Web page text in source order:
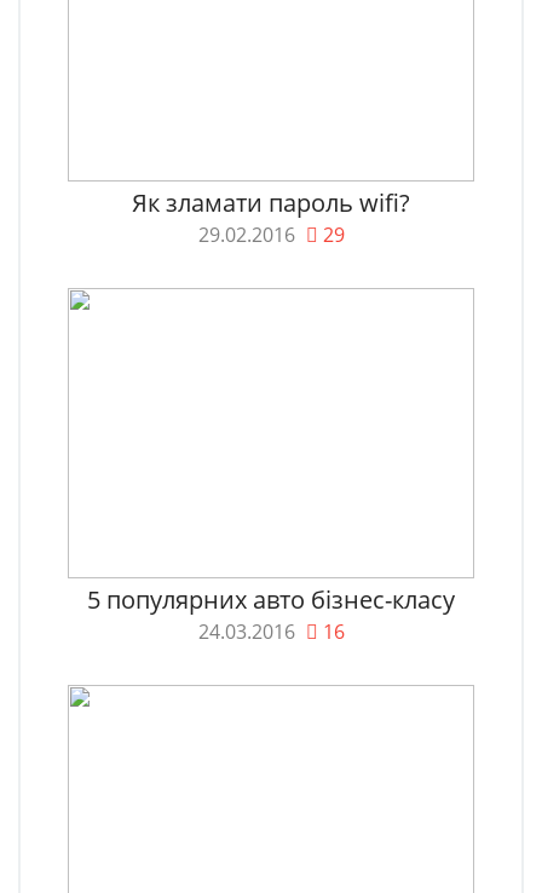
Як зламати пароль wifi?
29.02.2016 29
5 популярних авто бізнес-класу
24.03.2016 16